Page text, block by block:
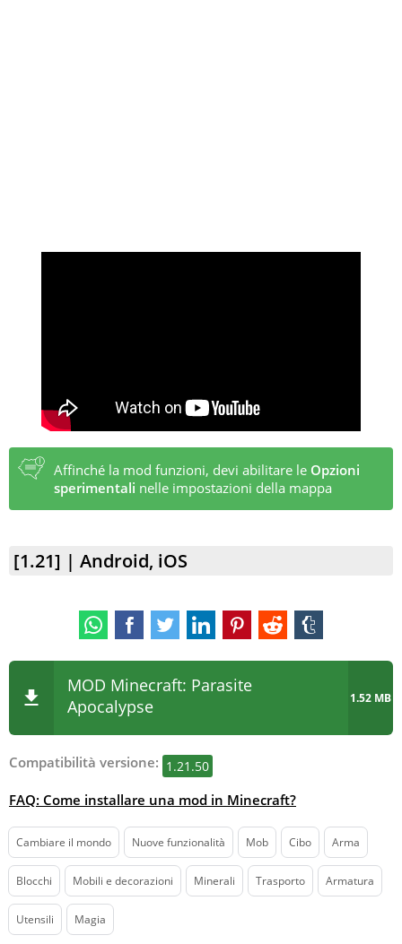
Affinché la mod funzioni, devi abilitare le Opzioni
sperimentali nelle impostazioni della mappa
[1.21] | Android, iOS
MOD Minecraft: Parasite
Apocalypse
1.52 MB
Compatibilità versione: 1.21.50
FAQ: Come installare una mod in Minecraft?
Cambiare il mondo Nuove funzionalità Mob Cibo Arma
Blocchi Mobili e decorazioni Minerali Trasporto Armatura
Utensili Magia